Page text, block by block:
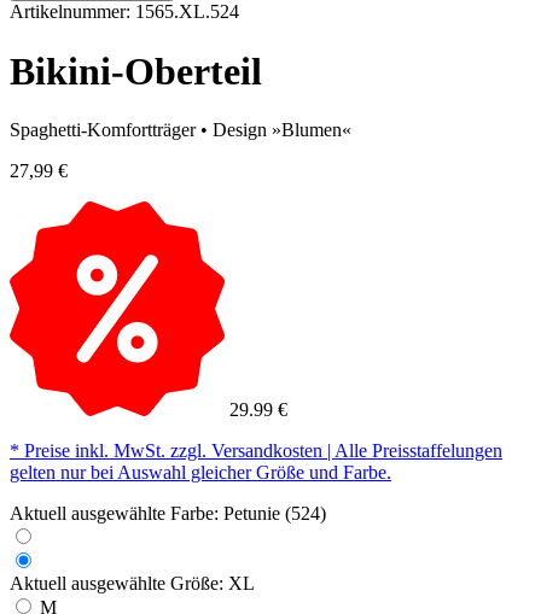
Artikelnummer: 1565.XL.524
Bikini-Oberteil
Spaghetti-Komfortträger • Design »Blumen«
27,99 €
29.99 €
* Preise inkl. MwSt. zzgl. Versandkosten | Alle Preisstaffelungen
gelten nur bei Auswahl gleicher Größe und Farbe.
Aktuell ausgewählte Farbe: Petunie (524)
Aktuell ausgewählte Größe: XL
M